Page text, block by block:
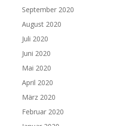
September 2020
August 2020
Juli 2020
Juni 2020
Mai 2020
April 2020
März 2020
Februar 2020